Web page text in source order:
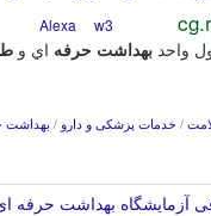
w3
بهداشت حرفه اي و
/ خدمات پزشکی و دارو / بهداشت
آزمایشگاه بهداشت حرفه